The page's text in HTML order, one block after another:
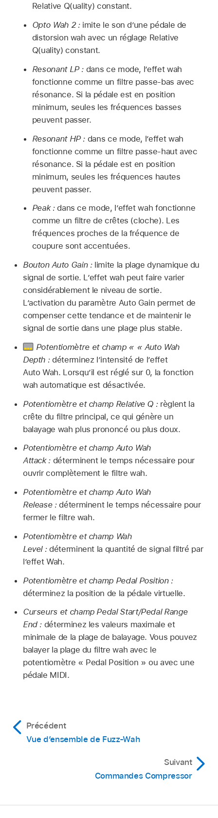
Relative Q(uality) constant.
Opto Wah 2 :imite le son d’une pédale de
distorsion wah avec un réglage Relative
Q(uality) constant.
Resonant LP : dans ce mode, l’effet wah
fonctionne comme un filtre passe-bas avec
résonance. Si la pédale est en position
minimum, seules les fréquences basses
peuvent passer.
Resonant HP : dans ce mode, l’effet wah
fonctionne comme un filtre passe-haut avec
résonance. Si la pédale est en position
minimum, seules les fréquences hautes
peuvent passer.
Peak :dans ce mode, l’effet wah fonctionne
comme un filtre de crêtes (cloche). Les
fréquences proches de la fréquence de
coupure sont accentuées.
Bouton Auto Gain :limite la plage dynamique du
signal de sortie. L’effet wah peut faire varier
considérablement le niveau de sortie.
L’activation du paramètre Auto Gain permet de
compenser cette tendance et de maintenir le
signal de sortie dans une plage plus stable.
Potentiomètre et champ « « Auto Wah
Depth : déterminez l’intensité de l’effet
Auto Wah. Lorsqu’il est réglé sur 0, la fonction
wah automatique est désactivée.
Potentiomètre et champ Relative Q :règlent la
crête du filtre principal, ce qui génère un
balayage wah plus prononcé ou plus doux.
Potentiomètre et champ Auto Wah
Attack : déterminent le temps nécessaire pour
ouvrir complètement le filtre wah.
Potentiomètre et champ Auto Wah
Release :déterminent le temps nécessaire pour
fermer le filtre wah.
Potentiomètre et champ Wah
Level :déterminent la quantité de signal filtré par
l’effet Wah.
Potentiomètre et champ Pedal Position :
déterminez la position de la pédale virtuelle.
Curseurs et champ Pedal Start/Pedal Range
End : déterminez les valeurs maximale et
minimale de la plage de balayage. Vous pouvez
balayer la plage du filtre wah avec le
potentiomètre « Pedal Position » ou avec une
pédale MIDI.
Précédent
Vue d’ensemble de Fuzz-Wah
Suivant
Commandes Compressor